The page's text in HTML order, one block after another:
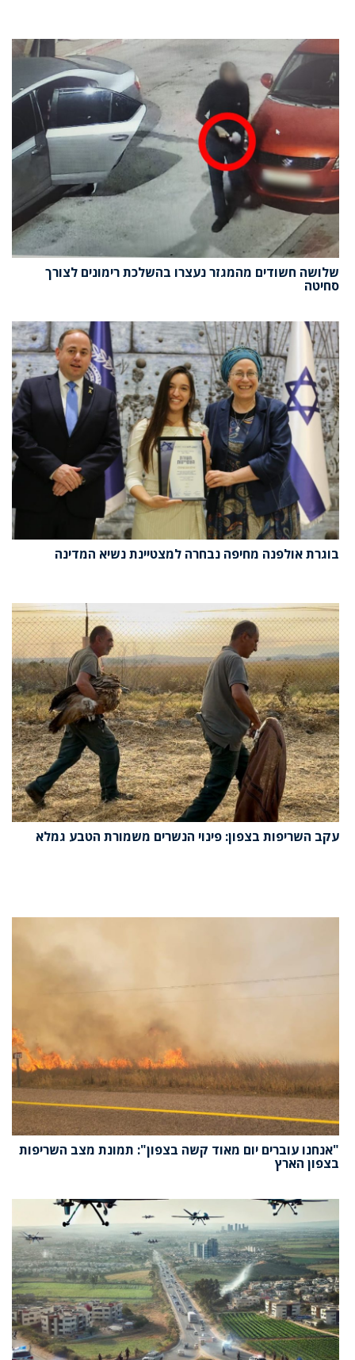
שלושה חשודים מהמגזר נעצרו בהשלכת רימונים לצורך
סחיטה
בוגרת אולפנה מחיפה נבחרה למצטיינת נשיא המדינה
עקב השריפות בצפון: פינוי הנשרים משמורת הטבע גמלא
"אנחנו עוברים יום מאוד קשה בצפון": תמונת מצב השריפות
בצפון הארץ